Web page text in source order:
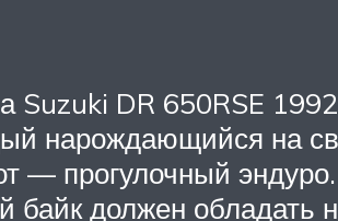
Suzuki DR 650RSE
нарождающийся на
— прогулочный
байк должен обладать